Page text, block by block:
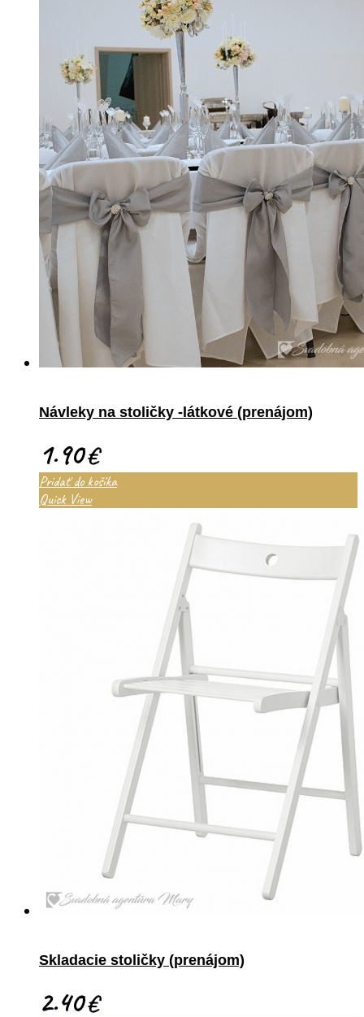
Návleky na stoličky -látkové (prenájom)
1.90€
Pridať do košíka
Quick View
Skladacie stoličky (prenájom)
2.40€